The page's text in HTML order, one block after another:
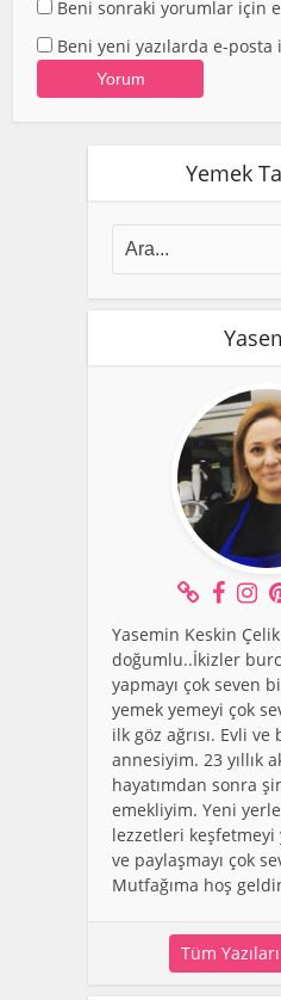
Beni sonraki yorumlar için
Beni yeni yazılarda e-
Yemek
Yasemin Keskin
doğumlu..İkizler
yapmayı çok seven
yemek yemeyi çok
ilk göz ağrısı. Evli
annesiyim. 23 yıllık
hayatımdan sonra
emekliyim. Yeni
lezzetleri keşfetmeyi
ve paylaşmayı çok
Mutfağıma hoş
Tüm